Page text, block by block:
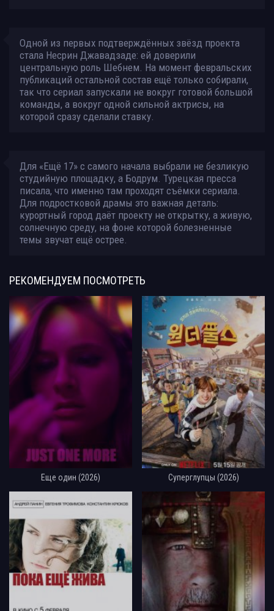
Одной из первых подтверждённых звёзд проекта
стала Несрин Джавадзаде: ей доверили
центральную роль Шебнем. На момент февральских
публикаций остальной состав ещё только собирали,
так что сериал запускали не вокруг готовой большой
команды, а вокруг одной сильной актрисы, на
которой сразу сделали ставку.
Для «Ещё 17» с самого начала выбрали не безликую
студийную площадку, а Бодрум. Турецкая пресса
писала, что именно там проходят съёмки сериала.
Для подростковой драмы это важная деталь:
курортный город даёт проекту не открытку, а живую,
солнечную среду, на фоне которой болезненные
темы звучат ещё острее.
РЕКОМЕНДУЕМ ПОСМОТРЕТЬ
Еще один (2026) Суперглупцы (2026)